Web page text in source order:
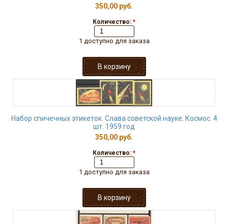
350,00 руб.
Количество: *
1 доступно для заказа
Набор спичечных этикеток. Слава советской науке. Космос. 4
шт. 1959 год
350,00 руб.
Количество: *
1 доступно для заказа